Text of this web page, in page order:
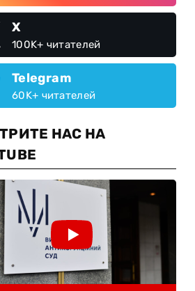
X
100K+ читателей
Telegram
60K+ читателей
НАС НА